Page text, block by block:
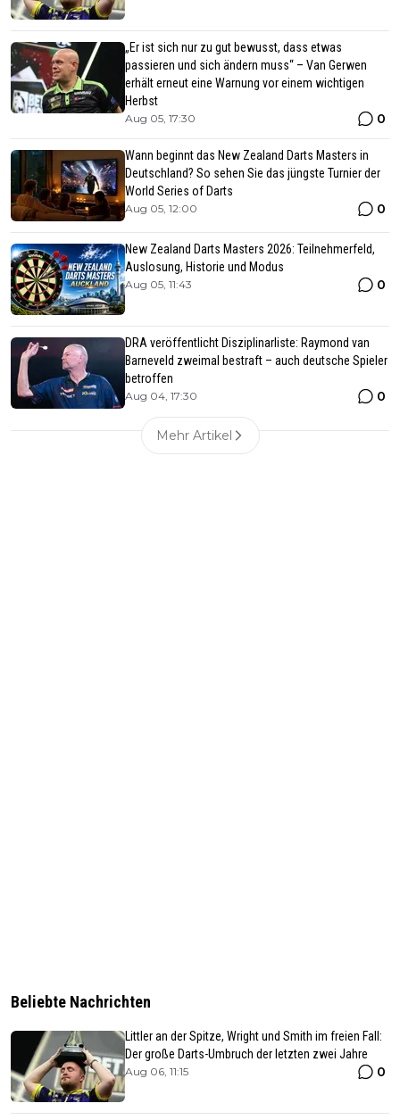
„Er ist sich nur zu gut bewusst, dass etwas
passieren und sich ändern muss“ – Van Gerwen
erhält erneut eine Warnung vor einem wichtigen
Herbst
Aug 05, 17:30 0
Wann beginnt das New Zealand Darts Masters in
Deutschland? So sehen Sie das jüngste Turnier der
World Series of Darts
Aug 05, 12:00 0
New Zealand Darts Masters 2026: Teilnehmerfeld,
Auslosung, Historie und Modus
Aug 05, 11:43 0
DRA veröffentlicht Disziplinarliste: Raymond van
Barneveld zweimal bestraft – auch deutsche Spieler
betroffen
Aug 04, 17:30 0
Mehr Artikel
Beliebte Nachrichten
Littler an der Spitze, Wright und Smith im freien Fall:
Der große Darts-Umbruch der letzten zwei Jahre
Aug 06, 11:15 0